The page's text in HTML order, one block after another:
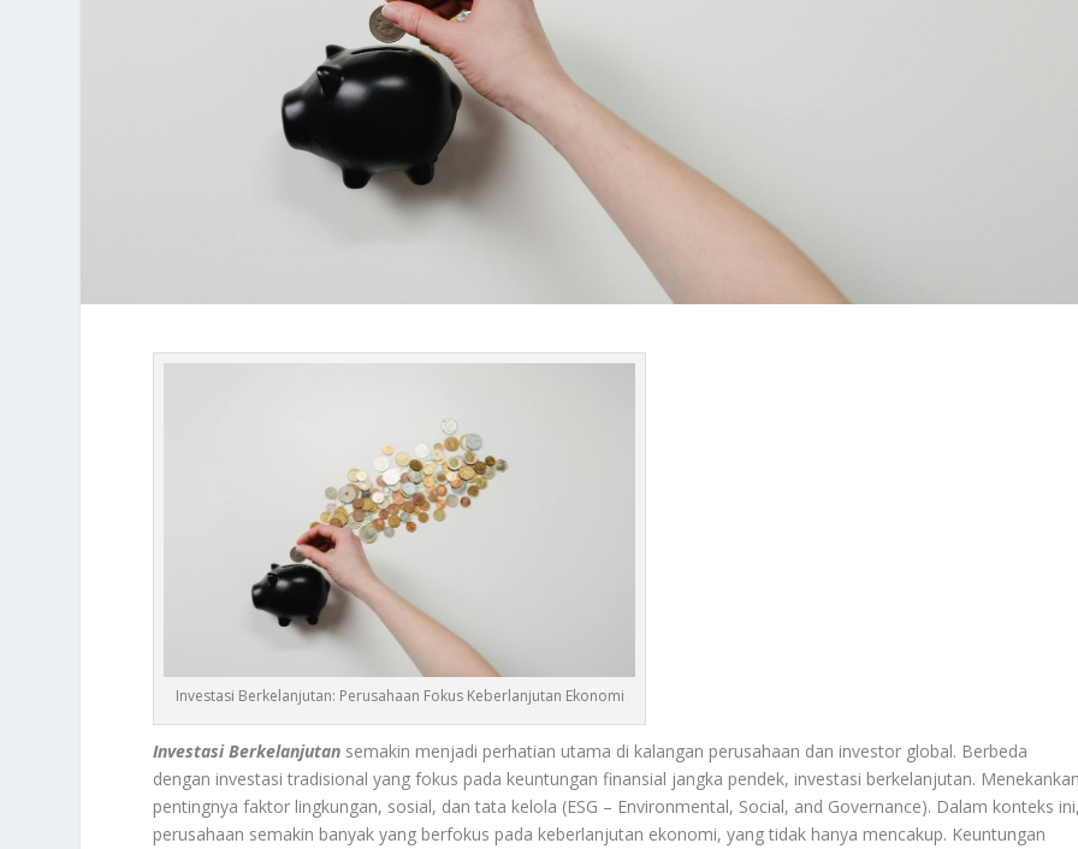
Investasi Berkelanjutan: Perusahaan Fokus Keberlanjutan Ekonomi
Investasi Berkelanjutan semakin menjadi perhatian utama di kalangan perusahaan dan investor global. Berbeda
dengan investasi tradisional yang fokus pada keuntungan finansial jangka pendek, investasi berkelanjutan.
pentingnya faktor lingkungan, sosial, dan tata kelola (ESG – Environmental, Social, and Governance). Dalam konteks
perusahaan semakin banyak yang berfokus pada keberlanjutan ekonomi, yang tidak hanya mencakup. Keuntungan